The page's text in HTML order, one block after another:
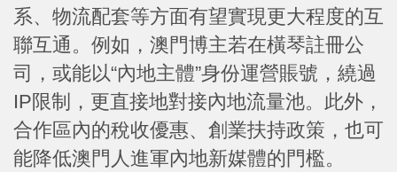
系、物流配套等方面有望實現更大程度的互
聯互通。例如，澳門博主若在橫琴註冊公
司，或能以“內地主體”身份運營賬號，繞過
IP限制，更直接地對接內地流量池。此外，
合作區內的稅收優惠、創業扶持政策，也可
能降低澳門人進軍內地新媒體的門檻。